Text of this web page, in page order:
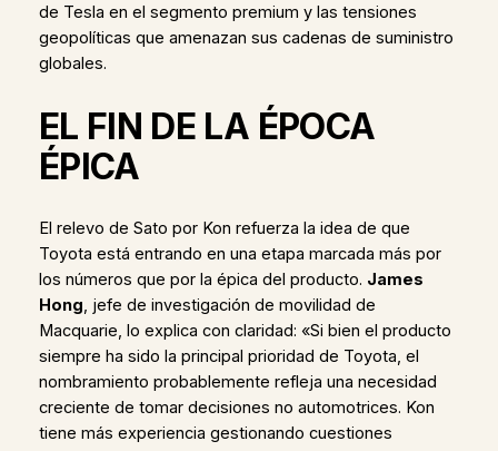
de Tesla en el segmento premium y las tensiones
geopolíticas que amenazan sus cadenas de suministro
globales.
EL FIN DE LA ÉPOCA
ÉPICA
El relevo de Sato por Kon refuerza la idea de que
Toyota está entrando en una etapa marcada más por
los números que por la épica del producto. James
Hong, jefe de investigación de movilidad de
Macquarie, lo explica con claridad: «Si bien el producto
siempre ha sido la principal prioridad de Toyota, el
nombramiento probablemente refleja una necesidad
creciente de tomar decisiones no automotrices. Kon
tiene más experiencia gestionando cuestiones